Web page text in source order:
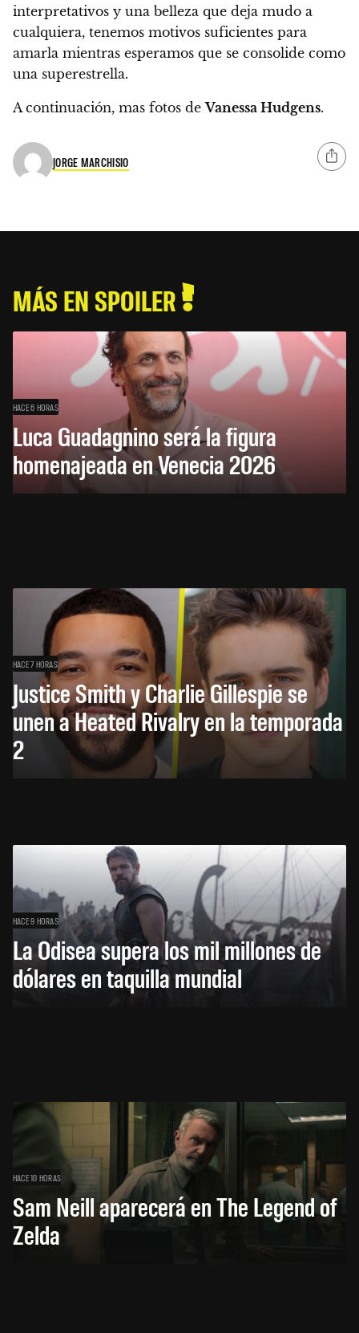
interpretativos y una belleza que deja mudo a
cualquiera, tenemos motivos suficientes para
amarla mientras esperamos que se consolide como
una superestrella.
A continuación, mas fotos deVanessa Hudgens.
JORGE MARCHISIO
MÁS EN SPOILER
HACE 6 HORAS
Luca Guadagnino será la figura
homenajeada en Venecia 2026
HACE 7 HORAS
Justice Smith y Charlie Gillespie se
unen a Heated Rivalry en la temporada
2
HACE 9 HORAS
La Odisea supera los mil millones de
dólares en taquilla mundial
HACE 10 HORAS
Sam Neill aparecerá en The Legend of
Zelda